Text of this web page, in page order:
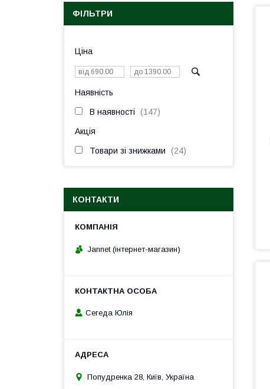
ФІЛЬТРИ
Ціна
Наявність
В наявності 147
Акція
Товари зі знижками 24
КОНТАКТИ
Jannet (інтернет-магазин)
Сегеда Юлія
Попудренка 28, Київ, Україна